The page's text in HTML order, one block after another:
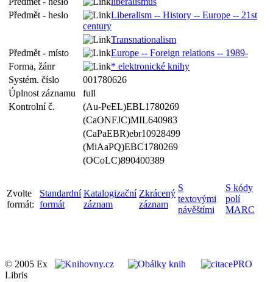
Předmět - heslo
Liberalism -- History -- Europe -- 21st
century
Transnationalism
Předmět - místo
Europe -- Foreign relations -- 1989-
Forma, žánr
* elektronické knihy
Systém. číslo
001780626
Úplnost záznamu
full
Kontrolní č.
(Au-PeEL)EBL1780269
(CaONFJC)MIL640983
(CaPaEBR)ebr10928499
(MiAaPQ)EBC1780269
(OCoLC)890400389
Zvolte
formát:
Standardní
formát
Katalogizační
záznam
Zkrácený
záznam
S
textovými
návěštími
S kódy
polí
MARC
© 2005 Ex
Libris